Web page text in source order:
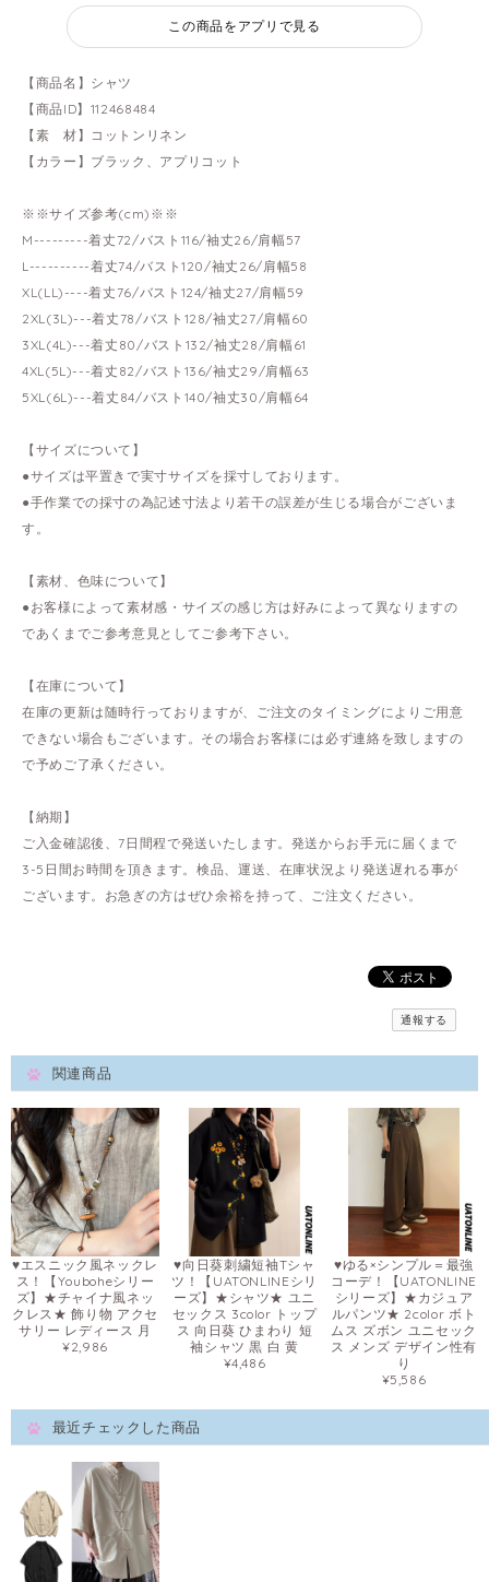
この商品をアプリで見る
【商品名】シャツ
【商品ID】112468484
【素 材】コットンリネン
【カラー】ブラック、アプリコット
※※サイズ参考(cm)※※
M---------着丈72/バスト116/袖丈26/肩幅57
L----------着丈74/バスト120/袖丈26/肩幅58
XL(LL)----着丈76/バスト124/袖丈27/肩幅59
2XL(3L)---着丈78/バスト128/袖丈27/肩幅60
3XL(4L)---着丈80/バスト132/袖丈28/肩幅61
4XL(5L)---着丈82/バスト136/袖丈29/肩幅63
5XL(6L)---着丈84/バスト140/袖丈30/肩幅64
【サイズについて】
●サイズは平置きで実寸サイズを採寸しております。
●手作業での採寸の為記述寸法より若干の誤差が生じる場合がございま
す。
【素材、色味について】
●お客様によって素材感・サイズの感じ方は好みによって異なりますの
であくまでご参考意見としてご参考下さい。
【在庫について】
在庫の更新は随時行っておりますが、ご注文のタイミングによりご用意
できない場合もございます。その場合お客様には必ず連絡を致しますの
で予めご了承ください。
【納期】
ご入金確認後、7日間程で発送いたします。発送からお手元に届くまで
3-5日間お時間を頂きます。検品、運送、在庫状況より発送遅れる事が
ございます。お急ぎの方はぜひ余裕を持って、ご注文ください。
通報する
関連商品
♥エスニック風ネックレ
ス！【Youboheシリー
ズ】★チャイナ風ネッ
クレス★ 飾り物 アクセ
サリー レディース 月
¥2,986
♥向日葵刺繍短袖Tシャ
ツ！【UATONLINEシリ
ーズ】★シャツ★ ユニ
セックス 3color トップ
ス 向日葵 ひまわり 短
袖シャツ 黒 白 黄
¥4,486
♥ゆる×シンプル＝最強
コーデ！【UATONLINE
シリーズ】★カジュア
ルパンツ★ 2color ボト
ムス ズボン ユニセック
ス メンズ デザイン性有
り
¥5,586
最近チェックした商品